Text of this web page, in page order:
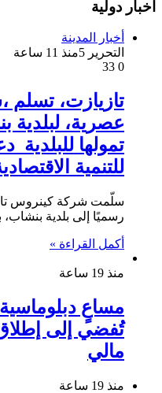
أخبار دولية
أخبار المدينة
التحرير 5
منذ 11 ساعة
0
تازيازت، تسلم
عصرية،
تمولها للبلدية
للتنمية
رسميًا إلى بلدية
أكمل القراءة »
منذ 19 ساعة
مساعٍ دبلوماسية
مالي
منذ 19 ساعة